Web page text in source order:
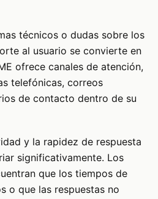
técnicos o dudas sobre los
al usuario se convierte en
ofrece canales de atención,
telefónicas, correos
de contacto dentro de su
y la rapidez de respuesta
significativamente. Los
que los tiempos de
o que las respuestas no